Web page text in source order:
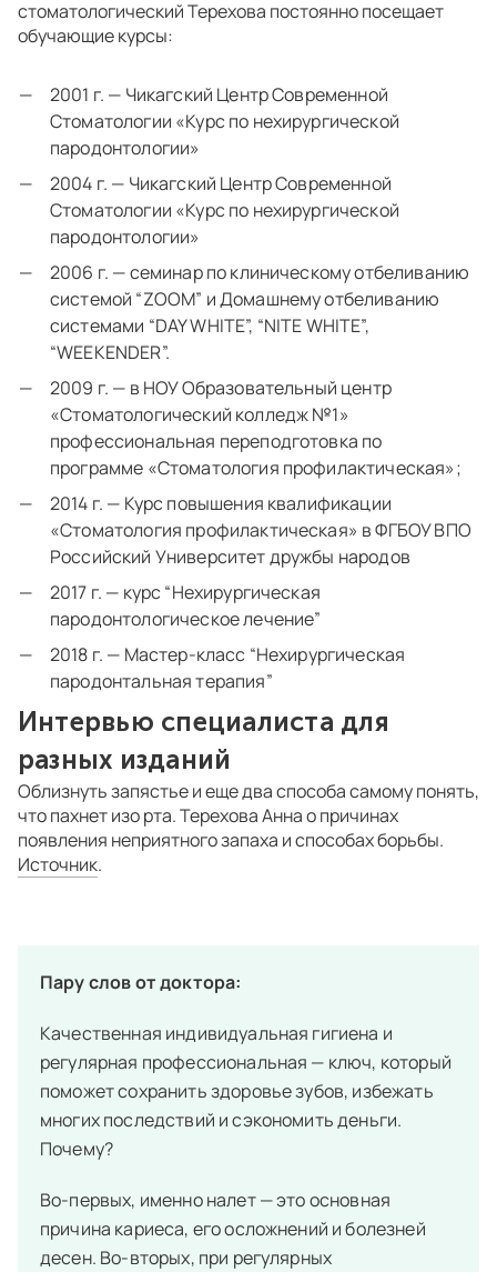
стоматологический Терехова постоянно посещает
обучающие курсы:
2001 г. — Чикагский Центр Современной
Стоматологии «Курс по нехирургической
пародонтологии»
2004 г. — Чикагский Центр Современной
Стоматологии «Курс по нехирургической
пародонтологии»
2006 г. — семинар по клиническому отбеливанию
системой “ZOOM” и Домашнему отбеливанию
системами “DAY WHITE”, “NITE WHITE”,
“WEEKENDER”.
2009 г. — в НОУ Образовательный центр
«Стоматологический колледж №1»
профессиональная переподготовка по
программе «Стоматология профилактическая»;
2014 г. — Курс повышения квалификации
«Стоматология профилактическая» в ФГБОУ ВПО
Российский Университет дружбы народов
2017 г. — курс “Нехирургическая
пародонтологическое лечение”
2018 г. — Мастер-класс “Нехирургическая
пародонтальная терапия”
Интервью специалиста для
разных изданий
Облизнуть запястье и еще два способа самому понять,
что пахнет изо рта. Терехова Анна о причинах
появления неприятного запаха и способах борьбы.
Источник.
Пару слов от доктора:
Качественная индивидуальная гигиена и
регулярная профессиональная — ключ, который
поможет сохранить здоровье зубов, избежать
многих последствий и сэкономить деньги.
Почему?
Во-первых, именно налет — это основная
причина кариеса, его осложнений и болезней
десен. Во-вторых, при регулярных